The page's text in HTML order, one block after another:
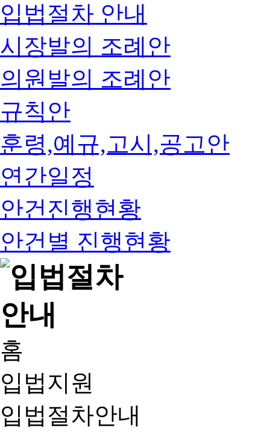
입법절차 안내
시장발의 조례안
의원발의 조례안
규칙안
훈령,예규,고시,공고안
연간일정
안건진행현황
안건별 진행현황
홈
입법지원
입법절차안내